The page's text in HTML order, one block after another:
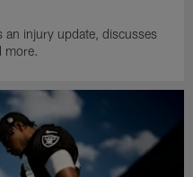
an injury update, discusses
more.